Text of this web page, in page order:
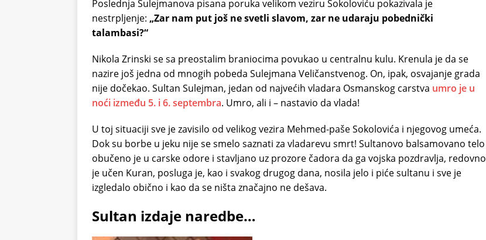
Poslednja Sulejmanova pisana poruka velikom veziru Sokoloviću pokazivala je
nestrpljenje: „Zar nam put još ne svetli slavom, zar ne udaraju pobednički
talambasi?“
Nikola Zrinski se sa preostalim braniocima povukao u centralnu kulu. Krenula je da se
nazire još jedna od mnogih pobeda Sulejmana Veličanstvenog. On, ipak, osvajanje grada
nije dočekao. Sultan Sulejman, jedan od najvećih vladara Osmanskog carstva umro je u
noći između 5. i 6. septembra. Umro, ali i – nastavio da vlada!
U toj situaciji sve je zavisilo od velikog vezira Mehmed-paše Sokolovića i njegovog umeća.
Dok su borbe u jeku nije se smelo saznati za vladarevu smrt! Sultanovo balsamovano telo
obučeno je u carske odore i stavljano uz prozore čadora da ga vojska pozdravlja, redovno
je učen Kuran, posluga je, kao i svakog drugog dana, nosila jelo i piće sultanu i sve je
izgledalo obično i kao da se ništa značajno ne dešava.
Sultan izdaje naredbe…